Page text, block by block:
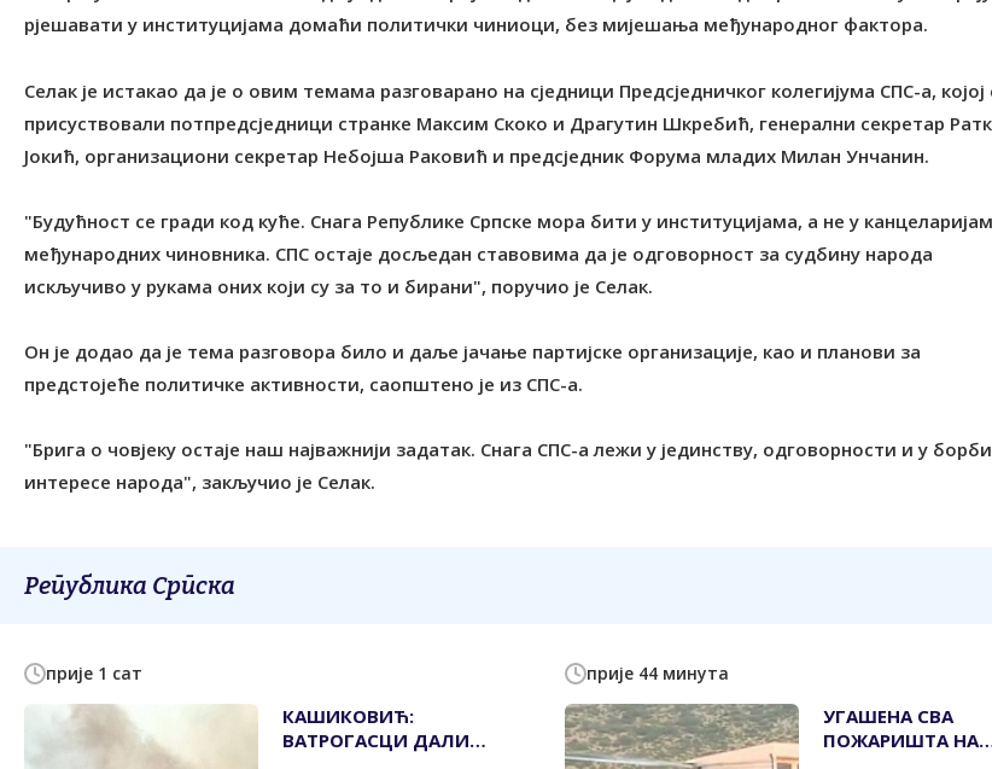
рјешавати у институцијама домаћи политички чиниоци, без мијешања међународног фактора.
Селак је истакао да је о овим темама разговарано на сједници Предсједничког колегијума СПС-а, којој
присуствовали потпредсједници странке Максим Скоко и Драгутин Шкребић, генерални секретар
Јокић, организациони секретар Небојша Раковић и предсједник Форума младих Милан Унчанин.
"Будућност се гради код куће. Снага Републике Српске мора бити у институцијама, а не у
међународних чиновника. СПС остаје досљедан ставовима да је одговорност за судбину народа
искључиво у рукама оних који су за то и бирани", поручио је Селак.
Он је додао да је тема разговора било и даље јачање партијске организације, као и планови за
предстојеће политичке активности, саопштено је из СПС-а.
"Брига о човјеку остаје наш најважнији задатак. Снага СПС-а лежи у јединству, одговорности и у
интересе народа", закључио је Селак.
Република Српска
прије 1 сат
КАШИКОВИЋ:
ВАТРОГАСЦИ ДАЛИ
прије 44 минута
УГАШЕНА СВА
ПОЖАРИШТА НА